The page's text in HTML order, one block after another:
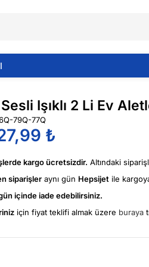
Işıklı 2 Li Ev
79Q-77Q
₺
kargo ücretsizdir. Altındaki
siparişler aynı gün Hepsijet ile
gün içinde iade edebilirsiniz.
için fiyat teklifi almak üzere buraya